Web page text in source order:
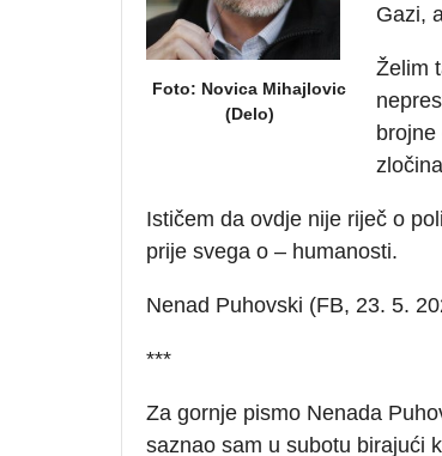
Foto: Novica Mihajlovic
(Delo)
Gazi,
Želim
Ističem da ovdje nije riječ o
prije svega o – humanosti.
Nenad Puhovski (FB, 23. 5.
***
Za gornje pismo Nenada
saznao sam u subotu birajući